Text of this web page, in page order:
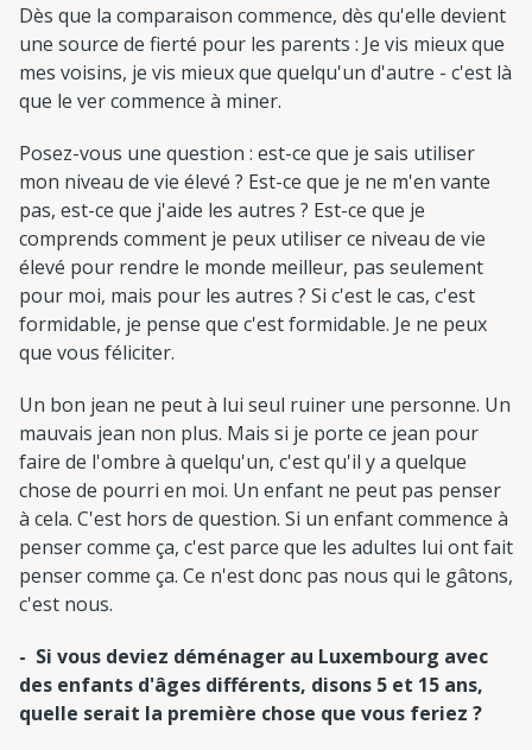
Dès que la comparaison commence, dès qu'elle devient
une source de fierté pour les parents : Je vis mieux que
mes voisins, je vis mieux que quelqu'un d'autre - c'est là
que le ver commence à miner.
Posez-vous une question : est-ce que je sais utiliser
mon niveau de vie élevé ? Est-ce que je ne m'en vante
pas, est-ce que j'aide les autres ? Est-ce que je
comprends comment je peux utiliser ce niveau de vie
élevé pour rendre le monde meilleur, pas seulement
pour moi, mais pour les autres ? Si c'est le cas, c'est
formidable, je pense que c'est formidable. Je ne peux
que vous féliciter.
Un bon jean ne peut à lui seul ruiner une personne. Un
mauvais jean non plus. Mais si je porte ce jean pour
faire de l'ombre à quelqu'un, c'est qu'il y a quelque
chose de pourri en moi. Un enfant ne peut pas penser
à cela. C'est hors de question. Si un enfant commence à
penser comme ça, c'est parce que les adultes lui ont fait
penser comme ça. Ce n'est donc pas nous qui le gâtons,
c'est nous.
- Si vous deviez déménager au Luxembourg avec
des enfants d'âges différents, disons 5 et 15 ans,
quelle serait la première chose que vous feriez ?